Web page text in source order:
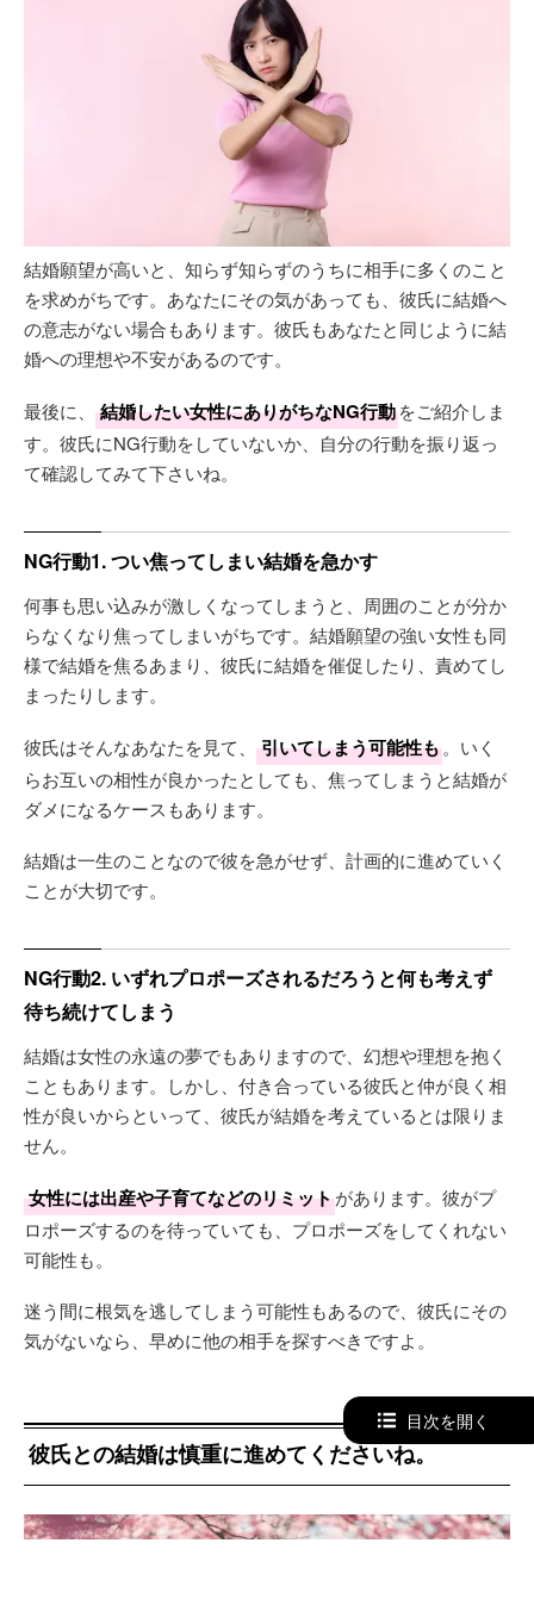
結婚願望が高いと、知らず知らずのうちに相手に多くのこと
を求めがちです。あなたにその気があっても、彼氏に結婚へ
の意志がない場合もあります。彼氏もあなたと同じように結
婚への理想や不安があるのです。
最後に、 結婚したい女性にありがちなNG行動をご紹介しま
す。彼氏にNG行動をしていないか、自分の行動を振り返っ
て確認してみて下さいね。
NG行動1. つい焦ってしまい結婚を急かす
何事も思い込みが激しくなってしまうと、周囲のことが分か
らなくなり焦ってしまいがちです。結婚願望の強い女性も同
様で結婚を焦るあまり、彼氏に結婚を催促したり、責めてし
まったりします。
彼氏はそんなあなたを見て、 引いてしまう可能性も。いく
らお互いの相性が良かったとしても、焦ってしまうと結婚が
ダメになるケースもあります。
結婚は一生のことなので彼を急がせず、計画的に進めていく
ことが大切です。
NG行動2. いずれプロポーズされるだろうと何も考えず
待ち続けてしまう
結婚は女性の永遠の夢でもありますので、幻想や理想を抱く
こともあります。しかし、付き合っている彼氏と仲が良く相
性が良いからといって、彼氏が結婚を考えているとは限りま
せん。
女性には出産や子育てなどのリミットがあります。彼がプ
ロポーズするのを待っていても、プロポーズをしてくれない
可能性も。
迷う間に根気を逃してしまう可能性もあるので、彼氏にその
気がないなら、早めに他の相手を探すべきですよ。
彼氏との結婚は慎重に進めてくださいね。
目次を開く